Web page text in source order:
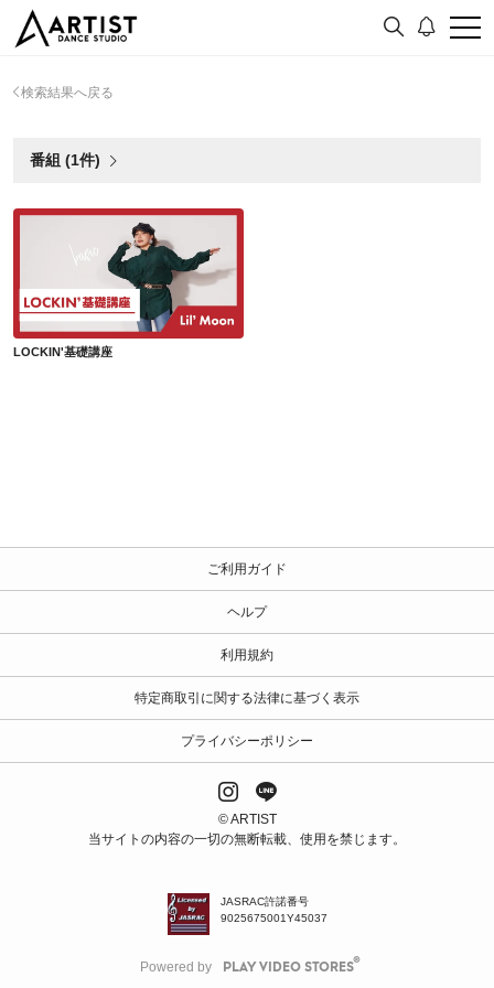
検索結果へ戻る
番組 (1件)
LOCKIN'基礎講座
LOCKIN'基礎講座
ご利用ガイド
ヘルプ
利用規約
特定商取引に関する法律に基づく表示
プライバシーポリシー
© ARTIST
当サイトの内容の一切の無断転載、使用を禁じます。
JASRAC許諾番号
9025675001Y45037
Powered by PLAY VIDEO STORES